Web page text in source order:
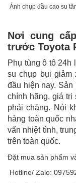
Ảnh chụp đầu cao su
Nơi cung
trước Toyota
Phụ tùng ô tô 24h
su chụp bụi giảm
đầu hiện nay.
chính hãng, giá
phải chăng. Nói
hàng toàn quốc
vấn nhiệt tình,
trên toàn quốc.
Đặt mua sản phẩm
Hotline/ Zalo: